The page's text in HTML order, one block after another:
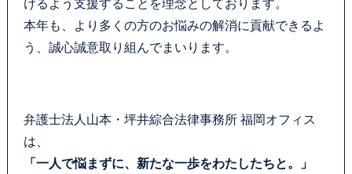
お知らせ
サマークラーク・ウィンタークラーク募集
お問い合わせフォーム
けるよう支援することを理念としております。
本年も、より多くの方のお悩みの解消に貢献できるよ
う、誠心誠意取り組んでまいります。
弁護士法人山本・坪井綜合法律事務所 福岡オフィス
は、
「一人で悩まずに、新たな一歩をわたしたちと。」